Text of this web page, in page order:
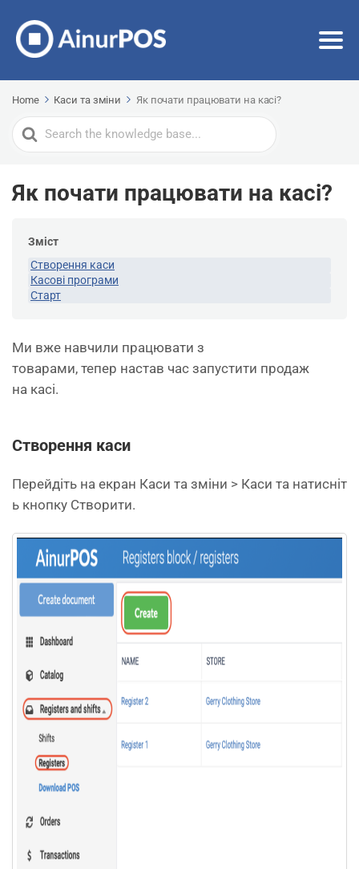
Home Каси та зміни Як почати працювати на касі?
Search
For
Як почати працювати на касі?
Зміст
Створення каси
Касові програми
Старт
Ми вже навчили працювати з
товарами, тепер настав час запустити продаж
на касі.
Створення каси
Перейдіть на екран Каси та зміни > Каси та натисніт
ь кнопку Створити.